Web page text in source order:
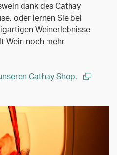
dank des Cathay
oder lernen Sie bei
Weinerlebnisse
Wein noch mehr
Cathay Shop.